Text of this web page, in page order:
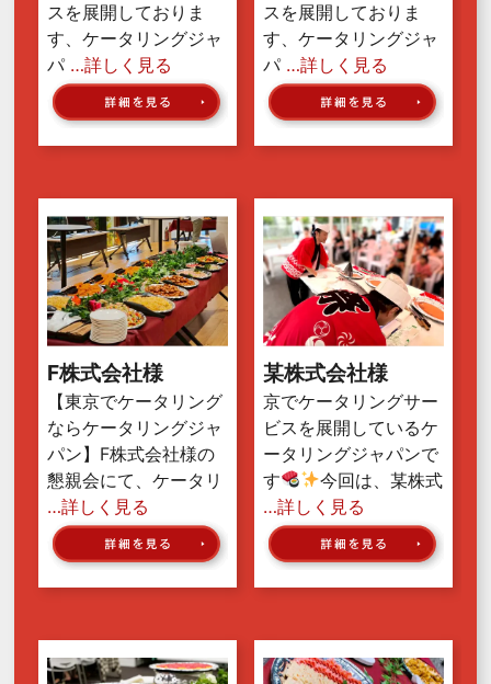
スを展開しておりま
す、ケータリングジャ
パ …詳しく見る
スを展開しておりま
す、ケータリングジャ
パ …詳しく見る
F株式会社様
【東京でケータリング
ならケータリングジャ
パン】F株式会社様の
懇親会にて、ケータリ
…詳しく見る
某株式会社様
京でケータリングサー
ビスを展開しているケ
ータリングジャパンで
す
今回は、某株式
…詳しく見る